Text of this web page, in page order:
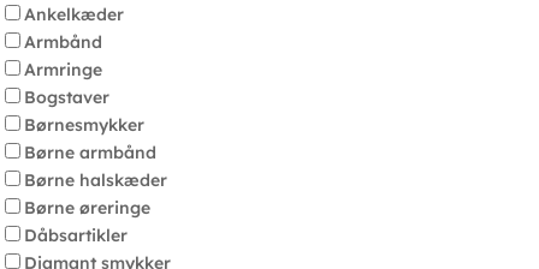
Ankelkæder
Armbånd
Armringe
Bogstaver
Børnesmykker
Børne armbånd
Børne halskæder
Børne øreringe
Dåbsartikler
Diamant smykker